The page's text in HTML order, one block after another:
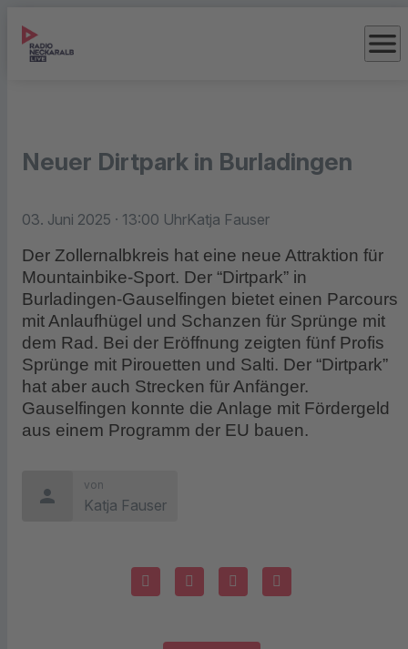
menu
Neuer Dirtpark in Burladingen
03. Juni 2025 · 13:00 UhrKatja Fauser
Der Zollernalbkreis hat eine neue Attraktion für
Mountainbike-Sport. Der “Dirtpark” in
Burladingen-Gauselfingen bietet einen Parcours
mit Anlaufhügel und Schanzen für Sprünge mit
dem Rad. Bei der Eröffnung zeigten fünf Profis
Sprünge mit Pirouetten und Salti. Der “Dirtpark”
hat aber auch Strecken für Anfänger.
Gauselfingen konnte die Anlage mit Fördergeld
aus einem Programm der EU bauen.
person
von
Katja Fauser